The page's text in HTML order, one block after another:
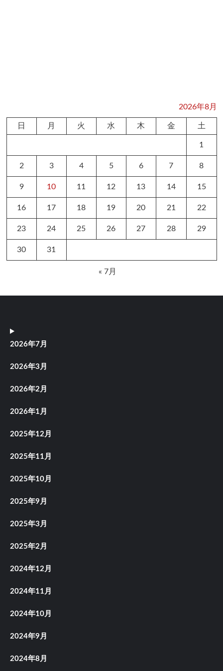
2026年8月
日 月 火 水 木 金 土
1
2 3 4 5 6 7 8
9 10 11 12 13 14 15
16 17 18 19 20 21 22
23 24 25 26 27 28 29
30 31
« 7月
2026年7月
2026年3月
2026年2月
2026年1月
2025年12月
2025年11月
2025年10月
2025年9月
2025年3月
2025年2月
2024年12月
2024年11月
2024年10月
2024年9月
2024年8月